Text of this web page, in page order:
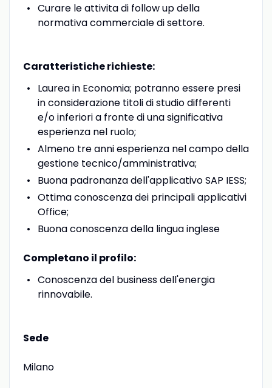
Curare le attivita di follow up della
normativa commerciale di settore.
Caratteristiche richieste:
Laurea in Economia; potranno essere presi
in considerazione titoli di studio differenti
e/o inferiori a fronte di una significativa
esperienza nel ruolo;
Almeno tre anni esperienza nel campo della
gestione tecnico/amministrativa;
Buona padronanza dell'applicativo SAP IESS;
Ottima conoscenza dei principali applicativi
Office;
Buona conoscenza della lingua inglese
Completano il profilo:
Conoscenza del business dell'energia
rinnovabile.
Sede
Milano